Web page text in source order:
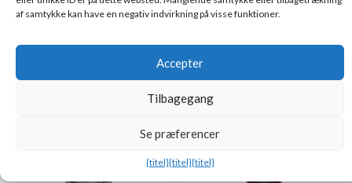
af samtykke kan have en negativ indvirkning på visse funktioner.
Accepter
Tilbagegang
Se præferencer
{titel}{titel}{titel}
produkt
flere
produktsiden
varianter.
kan
på